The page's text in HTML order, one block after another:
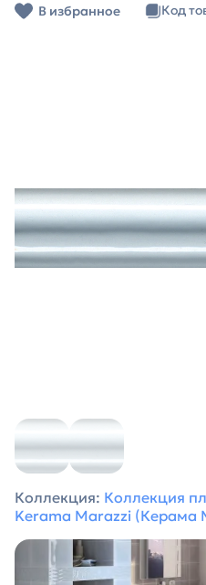
В избранное Код
Коллекция: Коллекция
Kerama Marazzi (Керама